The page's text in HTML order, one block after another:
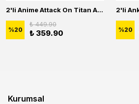
2'li Anime Attack On Titan Acrylic Maria Anime Naruto Erkek Kadın Kolye Seti
%20
₺ 449.90
₺ 359.90 %20
Kurumsal